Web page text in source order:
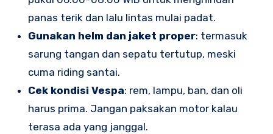
panas terik dan lalu lintas mulai padat.
Gunakan helm dan jaket proper: termasuk
sarung tangan dan sepatu tertutup, meski
cuma riding santai.
Cek kondisi Vespa: rem, lampu, ban, dan oli
harus prima. Jangan paksakan motor kalau
terasa ada yang janggal.